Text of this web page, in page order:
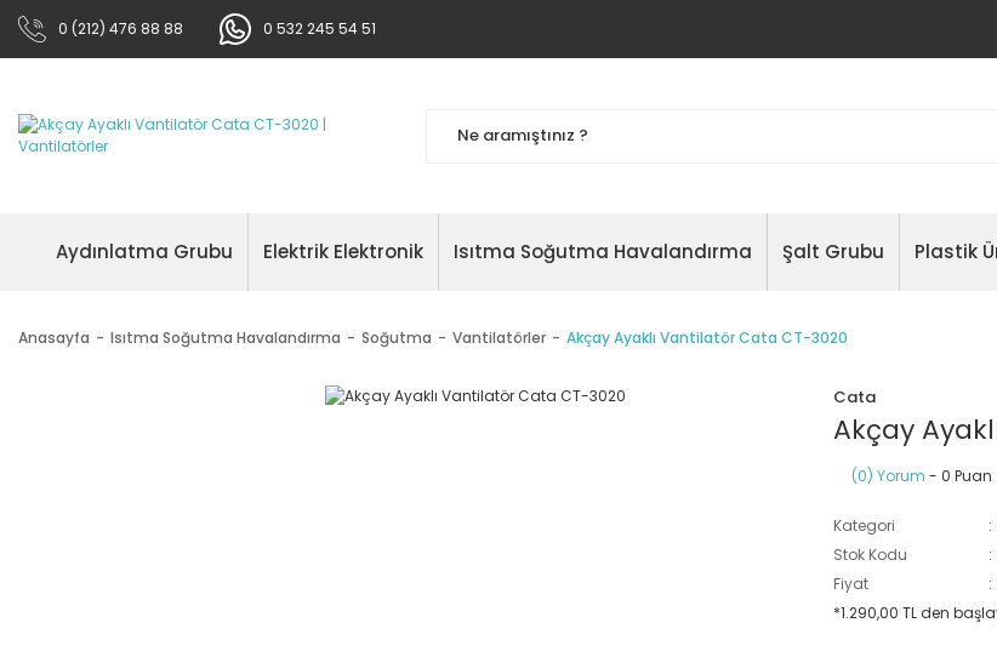
0 (212) 476 88 88 0 532 245 54 51
Aydınlatma Grubu Elektrik Elektronik Isıtma Soğutma Havalandırma Şalt Grubu Plastik
Anasayfa Isıtma Soğutma Havalandırma Soğutma Vantilatörler Akçay Ayaklı Vantilatör Cata CT-3020
Cata
Akçay
(0) Yorum - 0 Puan
Kategori
Stok Kodu
Fiyat
*1.290,00 TL den